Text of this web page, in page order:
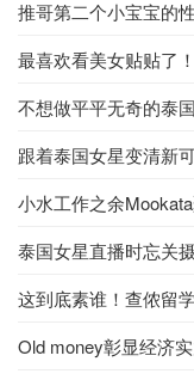
了！
推哥第二个小宝宝的
最喜欢看美女贴贴了
不想做平平无奇的泰
来！
跟着泰国女星变清新
型！
小水工作之余
泰国女星直播时忘关
这到底素谁！查侬留
单，不是因为
Old money彰显经济